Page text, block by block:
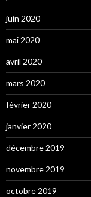
juin 2020
mai 2020
avril 2020
mars 2020
février 2020
janvier 2020
décembre 2019
novembre 2019
octobre 2019